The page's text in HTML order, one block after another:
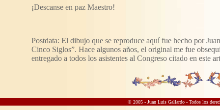
¡Descanse en paz Maestro!
Postdata: El dibujo que se reproduce aquí fue hecho por
Cinco Siglos”. Hace algunos años, el original me fue
entregado a todos los asistentes al Congreso citado en este
© 2005 - Juan Luis Gallardo - Todos los